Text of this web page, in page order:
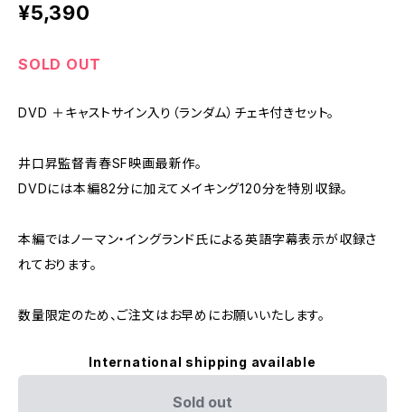
¥5,390
SOLD OUT
DVD ＋キャストサイン入り（ランダム）チェキ付きセット。
井口昇監督青春SF映画最新作。
DVDには本編82分に加えてメイキング120分を特別収録。
本編ではノーマン・イングランド氏による英語字幕表示が収録さ
れております。
数量限定のため、ご注文はお早めにお願いいたします。
International shipping available
Sold out